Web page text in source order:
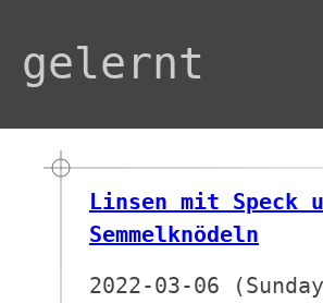
gelernt
Linsen mit Speck
Semmelknödeln
2022-03-06